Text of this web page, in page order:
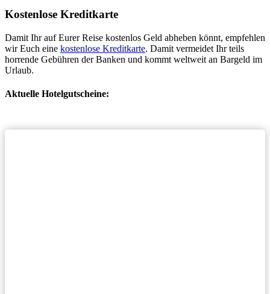
Kostenlose Kreditkarte
Damit Ihr auf Eurer Reise kostenlos Geld abheben könnt, empfehlen
wir Euch eine kostenlose Kreditkarte. Damit vermeidet Ihr teils
horrende Gebühren der Banken und kommt weltweit an Bargeld im
Urlaub.
Aktuelle Hotelgutscheine: